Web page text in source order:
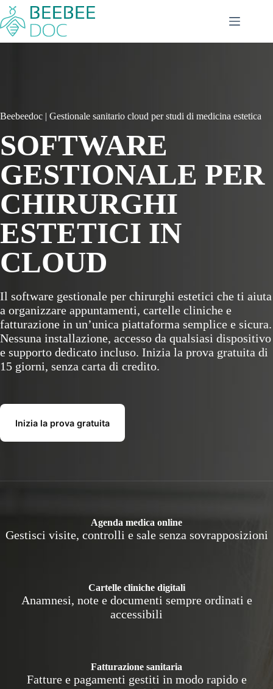
Salta
al
contenuto
Beebeedoc | Gestionale sanitario cloud per studi di medicina estetica
SOFTWARE
GESTIONALE PER
CHIRURGHI
ESTETICI IN
CLOUD
Il software gestionale per chirurghi estetici che ti aiuta
a organizzare appuntamenti, cartelle cliniche e
fatturazione in un’unica piattaforma semplice e sicura.
Nessuna installazione, accesso da qualsiasi dispositivo
e supporto dedicato incluso. Inizia la prova gratuita di
15 giorni, senza carta di credito.
Inizia la prova gratuita
Agenda medica online
Gestisci visite, controlli e sale senza sovrapposizioni
Cartelle cliniche digitali
Anamnesi, note e documenti sempre ordinati e
accessibili
Fatturazione sanitaria
Fatture e pagamenti gestiti in modo rapido e